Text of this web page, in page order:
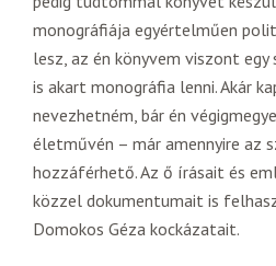
monográfiája egyértelműen
lesz, az én könyvem viszont
is akart monográfia lenni. Akár
nevezhetném, bár én
életművén – már amennyire az
hozzáférhető. Az ő írásait és
közzel dokumentumait is
Domokos Géza kockázatait.